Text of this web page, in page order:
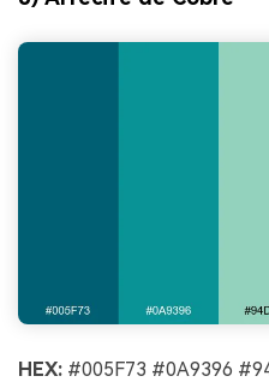
HEX: #005F73 #0A9396